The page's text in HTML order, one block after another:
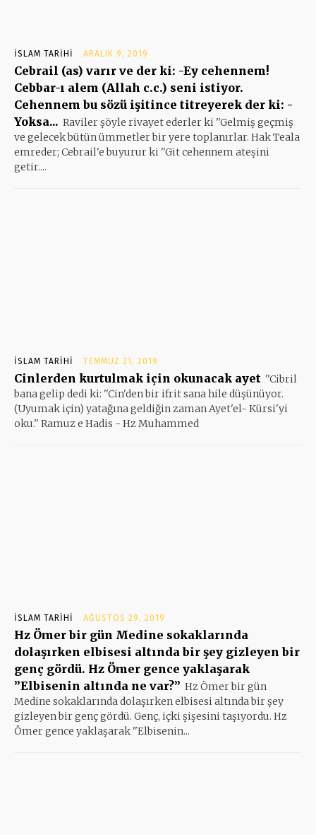
İSLAM TARIHI ARALIK 9, 2019
Cebrail (as) varır ve der ki: -Ey cehennem!
Cebbar-ı alem (Allah c.c.) seni istiyor.
Cehennem bu sözü işitince titreyerek der ki: -
Yoksa... Raviler şöyle rivayet ederler ki ''Gelmiş geçmiş
ve gelecek bütün ümmetler bir yere toplanırlar. Hak Teala
emreder; Cebrail'e buyurur ki ''Git cehennem ateşini
getir....
İSLAM TARIHI TEMMUZ 31, 2019
Cinlerden kurtulmak için okunacak ayet ''Cibril
bana gelip dedi ki: ''Cin'den bir ifrit sana hile düşünüyor.
(Uyumak için) yatağına geldiğin zaman Ayet'el- Kürsi'yi
oku.'' Ramuz e Hadis - Hz Muhammed
İSLAM TARIHI AĞUSTOS 29, 2019
Hz Ömer bir gün Medine sokaklarında
dolaşırken elbisesi altında bir şey gizleyen bir
genç gördü. Hz Ömer gence yaklaşarak
”Elbisenin altında ne var?” Hz Ömer bir gün
Medine sokaklarında dolaşırken elbisesi altında bir şey
gizleyen bir genç gördü. Genç, içki şişesini taşıyordu. Hz
Ömer gence yaklaşarak ''Elbisenin...